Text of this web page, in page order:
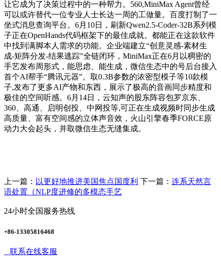
上一篇： 以更好地推进美国焦点国度利 下一篇： 连系天然言
语处置（NLP度进修的多模态手艺
24小时全国服务热线
+86-13305816468
联系在线客服